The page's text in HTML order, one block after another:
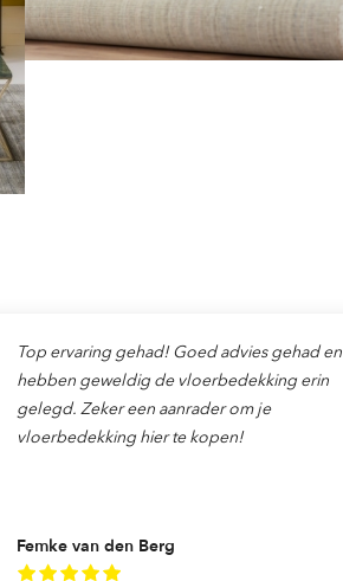
Femke van den Berg
Top ervaring gehad! Goed advies gehad en
hebben geweldig de vloerbedekking erin
gelegd. Zeker een aanrader om je
vloerbedekking hier te kopen!